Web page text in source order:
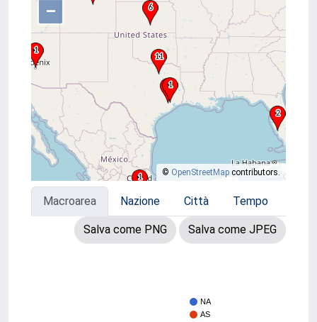
–
© OpenStreetMap contributors.
Macroarea Nazione Città Tempo
Salva come PNG Salva come JPEG
NA
AS